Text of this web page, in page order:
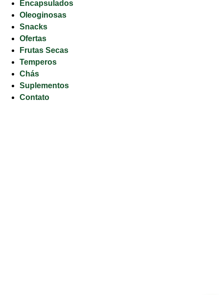
Encapsulados
Oleoginosas
Snacks
Ofertas
Frutas Secas
Temperos
Chás
Suplementos
Contato